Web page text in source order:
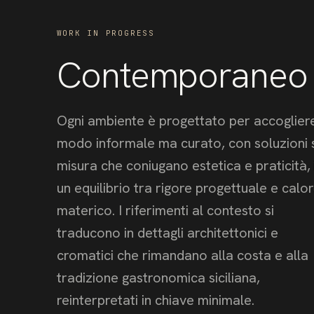
WORK IN PROGRESS
Contemporaneo
Ogni ambiente è progettato per
modo informale ma curato, con soluzioni
misura che coniugano estetica e praticità,
un equilibrio tra rigore progettuale e
materico. I riferimenti al contesto si
traducono in dettagli architettonici e
cromatici che rimandano alla costa e alla
tradizione gastronomica siciliana,
reinterpretati in chiave minimale.